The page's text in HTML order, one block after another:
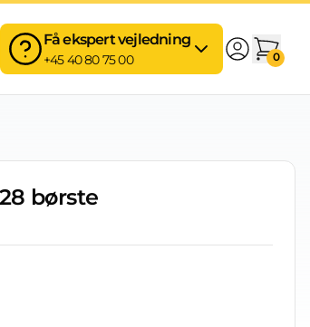
Få ekspert vejledning
+45 40 80 75 00 0
børste